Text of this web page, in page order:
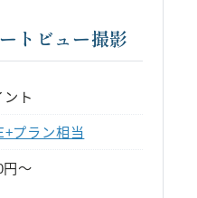
トビュー撮影
ト
プラン相当
〜